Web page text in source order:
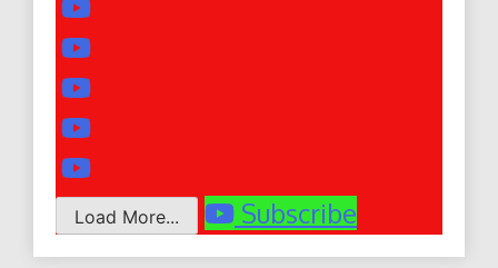
Load More... Subscribe